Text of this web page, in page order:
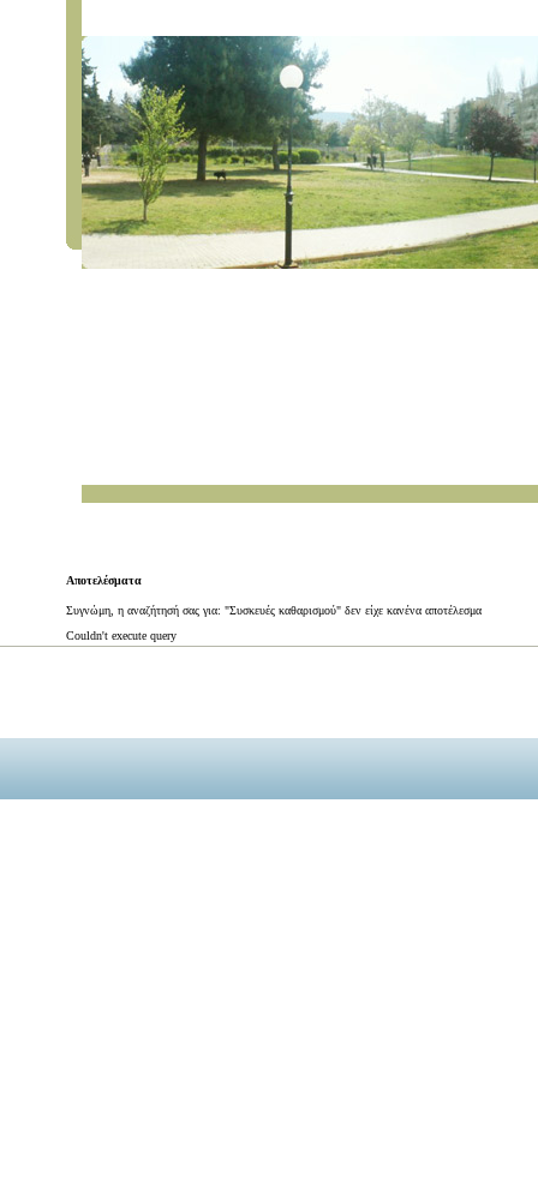
Αποτελέσματα
Συγνώμη, η αναζήτησή σας για: "Συσκευές καθαρισμού" δεν είχε κανένα αποτέλεσμα
Couldn't execute query